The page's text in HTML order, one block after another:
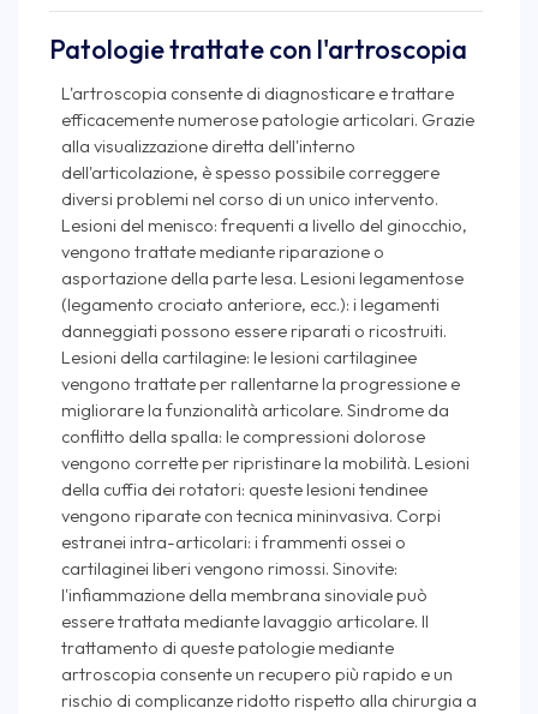
Patologie trattate con l'artroscopia
L'artroscopia consente di diagnosticare e trattare
efficacemente numerose patologie articolari. Grazie
alla visualizzazione diretta dell'interno
dell'articolazione, è spesso possibile correggere
diversi problemi nel corso di un unico intervento.
Lesioni del menisco: frequenti a livello del ginocchio,
vengono trattate mediante riparazione o
asportazione della parte lesa. Lesioni legamentose
(legamento crociato anteriore, ecc.): i legamenti
danneggiati possono essere riparati o ricostruiti.
Lesioni della cartilagine: le lesioni cartilaginee
vengono trattate per rallentarne la progressione e
migliorare la funzionalità articolare. Sindrome da
conflitto della spalla: le compressioni dolorose
vengono corrette per ripristinare la mobilità. Lesioni
della cuffia dei rotatori: queste lesioni tendinee
vengono riparate con tecnica mininvasiva. Corpi
estranei intra-articolari: i frammenti ossei o
cartilaginei liberi vengono rimossi. Sinovite:
l'infiammazione della membrana sinoviale può
essere trattata mediante lavaggio articolare. Il
trattamento di queste patologie mediante
artroscopia consente un recupero più rapido e un
rischio di complicanze ridotto rispetto alla chirurgia a